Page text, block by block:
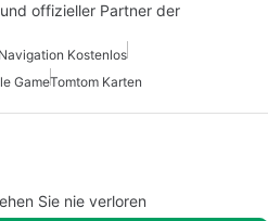
offizieller Partner der
Kostenlos
GameTomtom Karten
Sie nie verloren